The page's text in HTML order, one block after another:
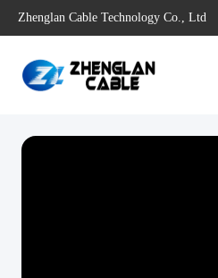
Zhenglan Cable Technology Co., Ltd